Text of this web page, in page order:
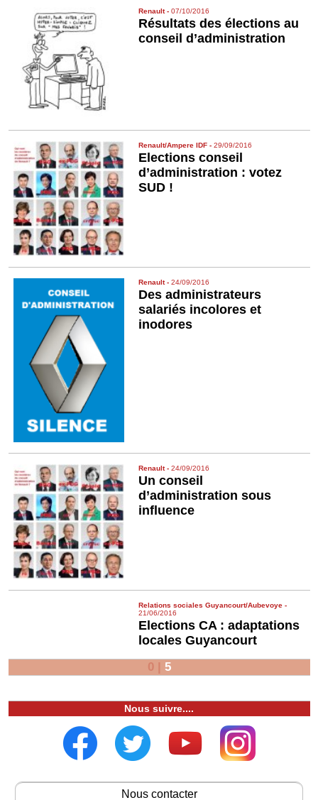
Renault-07/10/2016
Résultats des élections au
conseil d’administration
Renault/Ampere IDF -29/09/2016
Elections conseil
d’administration : votez
SUD !
Renault-24/09/2016
Des administrateurs
salariés incolores et
inodores
Renault-24/09/2016
Un conseil
d’administration sous
influence
Relations sociales Guyancourt/Aubevoye -
21/06/2016
Elections CA : adaptations
locales Guyancourt
0| 5
Nous suivre....
Nous contacter